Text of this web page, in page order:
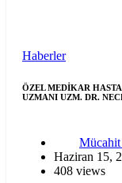
Haberler
ÖZEL MEDİKAR
UZMANI UZM. DR.
Haziran 15,
408 views